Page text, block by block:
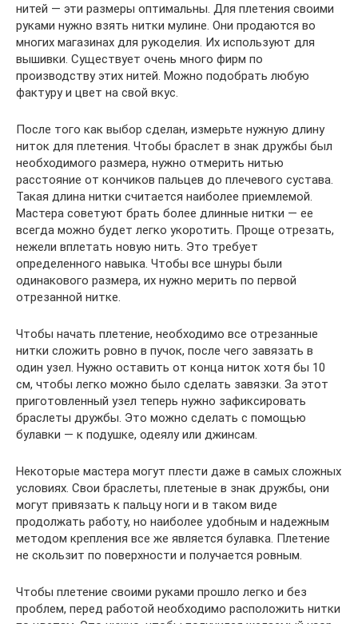
нитей — эти размеры оптимальны. Для плетения своими
руками нужно взять нитки мулине. Они продаются во
многих магазинах для рукоделия. Их используют для
вышивки. Существует очень много фирм по
производству этих нитей. Можно подобрать любую
фактуру и цвет на свой вкус.
После того как выбор сделан, измерьте нужную длину
ниток для плетения. Чтобы браслет в знак дружбы был
необходимого размера, нужно отмерить нитью
расстояние от кончиков пальцев до плечевого сустава.
Такая длина нитки считается наиболее приемлемой.
Мастера советуют брать более длинные нитки — ее
всегда можно будет легко укоротить. Проще отрезать,
нежели вплетать новую нить. Это требует
определенного навыка. Чтобы все шнуры были
одинакового размера, их нужно мерить по первой
отрезанной нитке.
Чтобы начать плетение, необходимо все отрезанные
нитки сложить ровно в пучок, после чего завязать в
один узел. Нужно оставить от конца ниток хотя бы 10
см, чтобы легко можно было сделать завязки. За этот
приготовленный узел теперь нужно зафиксировать
браслеты дружбы. Это можно сделать с помощью
булавки — к подушке, одеялу или джинсам.
Некоторые мастера могут плести даже в самых сложных
условиях. Свои браслеты, плетеные в знак дружбы, они
могут привязать к пальцу ноги и в таком виде
продолжать работу, но наиболее удобным и надежным
методом крепления все же является булавка. Плетение
не скользит по поверхности и получается ровным.
Чтобы плетение своими руками прошло легко и без
проблем, перед работой необходимо расположить нитки